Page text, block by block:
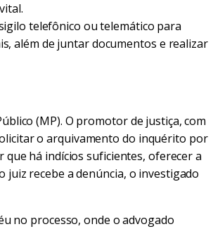
telefônico ou telemático para
além de juntar documentos e realizar
(MP). O promotor de justiça, com
o arquivamento do inquérito por
há indícios suficientes, oferecer a
juiz recebe a denúncia, o investigado
no processo, onde o advogado